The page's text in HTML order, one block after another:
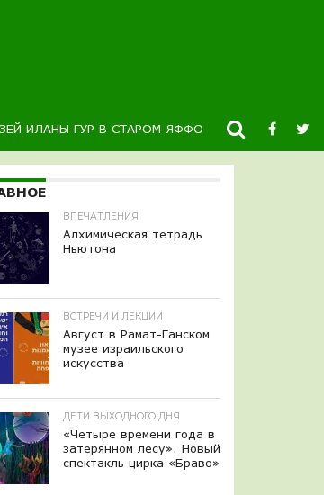
ИЛАНЫ ГУР В СТАРОМ ЯФФО НОВОСТИ
ВПЕЧАТЛЕНИЯ
Алхимическая тетрадь
Ньютона
ВСТРЕЧИ И ЛЕКЦИИ
Август в Рамат-Ганском
музее израильского
искусства
ДЕТИ ВЫХОДНОГО ДНЯ
«Четыре времени года в
затерянном лесу». Новый
спектакль цирка «Браво»